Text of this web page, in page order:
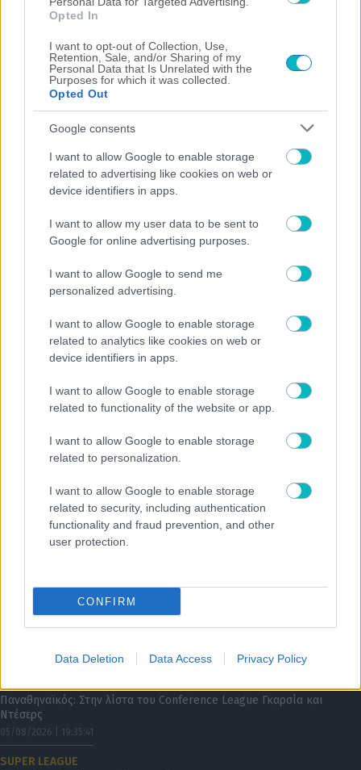
Opted In
I want to opt-out of Collection, Use,
Retention, Sale, and/or Sharing of my
Personal Data that Is Unrelated with the
Purposes for which it was collected.
Opted Out
Google consents
I want to allow Google to enable storage
related to advertising like cookies on web or
device identifiers in apps.
I want to allow my user data to be sent to
Google for online advertising purposes.
I want to allow Google to send me
personalized advertising.
I want to allow Google to enable storage
related to analytics like cookies on web or
device identifiers in apps.
I want to allow Google to enable storage
related to functionality of the website or app.
I want to allow Google to enable storage
related to personalization.
I want to allow Google to enable storage
related to security, including authentication
functionality and fraud prevention, and other
user protection.
CONFIRM
Data Deletion Data Access Privacy Policy
05/08/2026 | 20:35:51
ΠΟΔΟΣΦΑΙΡΟ ΑΕΚ
05/08/2026 | 20:29:48
SUPER LEAGUE
Το πρώτο «μήνυμα» του Λιβάι Γκαρσία για τον δανεισμό του στον
Παναθηναϊκό (ΦΩΤΟ)
SUPER LEAGUE
05/08/2026 | 19:51:31
Πρέπει φέτος να κτίσει κάτι μεγάλο
Ξεκίνησε από τώρα τα sold out η ΑΕΚ – Ελάχιστα εισιτήρια για τον
τελικό του Super Cup
05/08/2026 | 19:43:07
Παναθηναϊκός: Στην λίστα του Conference League Γκαρσία και
Ντέσερς
05/08/2026 | 19:35:41
SUPER LEAGUE